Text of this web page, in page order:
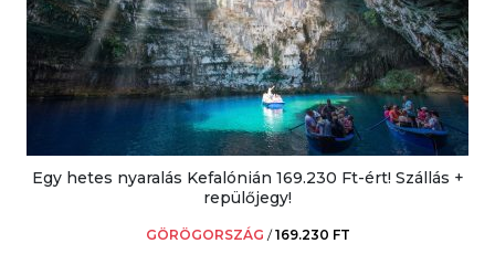
Egy hetes nyaralás Kefalónián 169.230 Ft-ért! Szállás +
repülőjegy!
GÖRÖGORSZÁG /169.230 FT